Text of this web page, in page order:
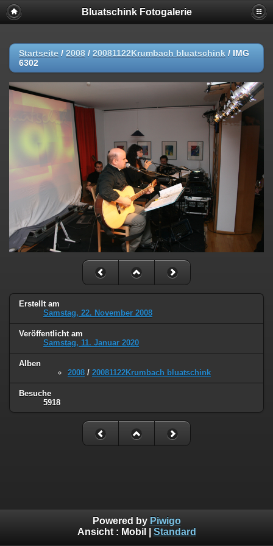
Bluatschink Fotogalerie
Startseite / 2008 / 20081122Krumbach bluatschink / IMG
6302
Erstellt am
Samstag, 22. November 2008
Veröffentlicht am
Samstag, 11. Januar 2020
Alben
2008 / 20081122Krumbach bluatschink
Besuche
5918
Powered by Piwigo
Ansicht : Mobil Standard